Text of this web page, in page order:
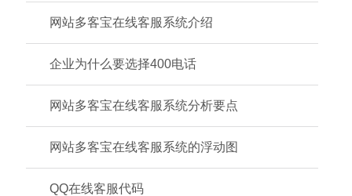
网站多客宝在线客服系统介绍
企业为什么要选择400电话
网站多客宝在线客服系统分析要点
网站多客宝在线客服系统的浮动图
QQ在线客服代码